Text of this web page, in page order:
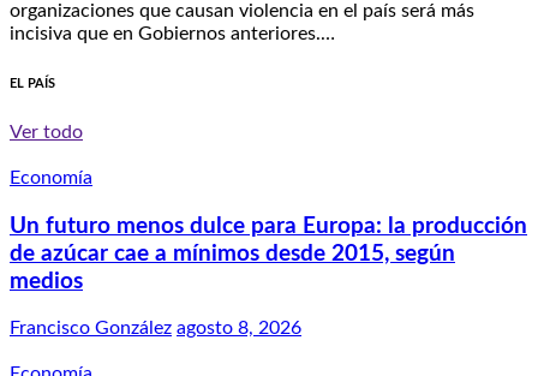
organizaciones que causan violencia en el país será más
incisiva que en Gobiernos anteriores.…
EL PAÍS
Ver todo
Economía
Un futuro menos dulce para Europa: la producción
de azúcar cae a mínimos desde 2015, según
medios
Francisco González agosto 8, 2026